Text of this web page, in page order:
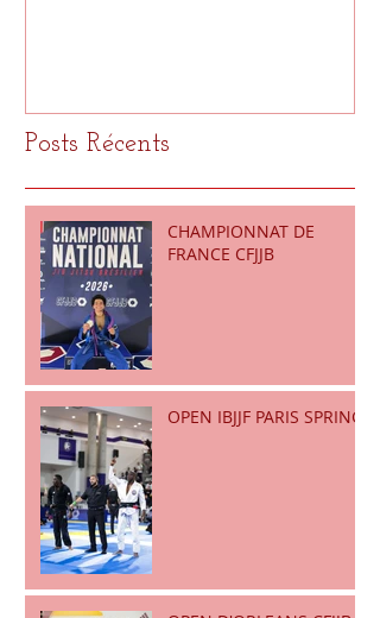
Posts Récents
CHAMPIONNAT DE
FRANCE CFJJB
OPEN IBJJF PARIS SPRING